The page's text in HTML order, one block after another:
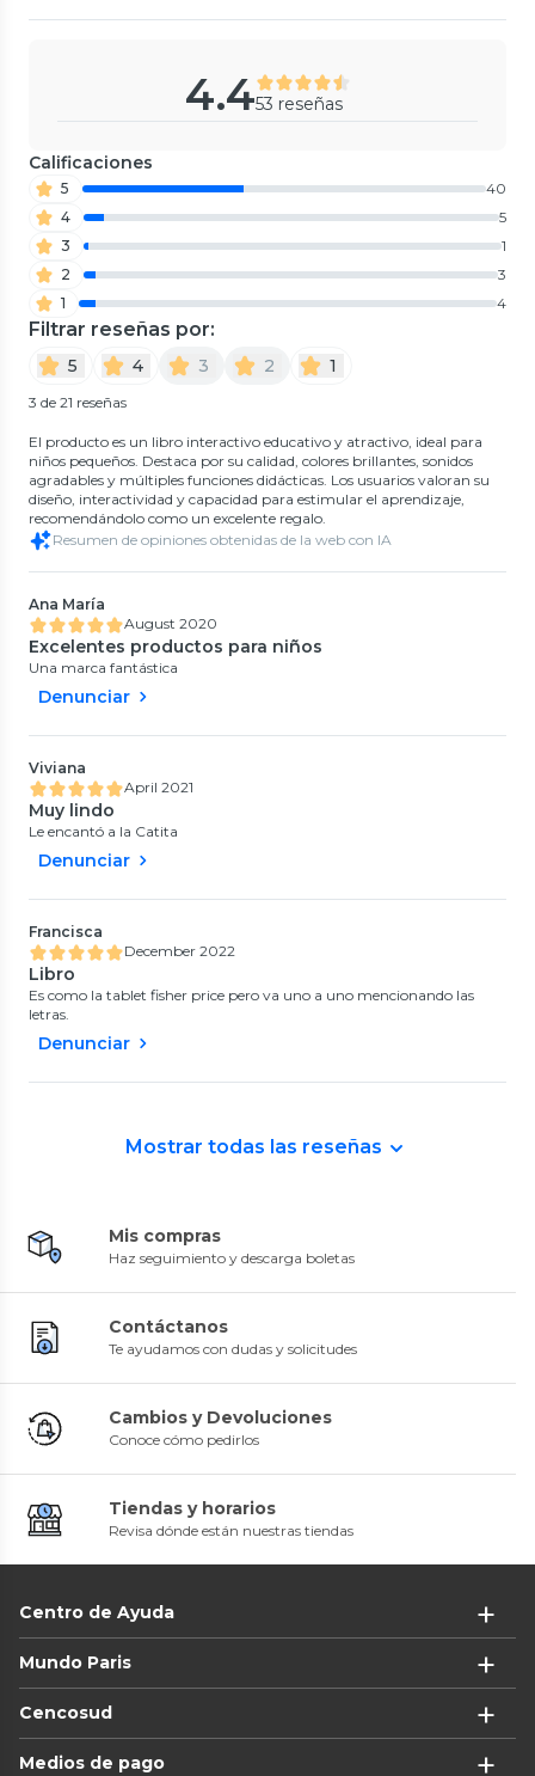
4.453 reseñas
Calificaciones
5
40
4
5
3
1
2
3
1
4
Filtrar reseñas por:
5 4 3 2 1
3 de 21 reseñas
El producto es un libro interactivo educativo y atractivo, ideal para
niños pequeños. Destaca por su calidad, colores brillantes, sonidos
agradables y múltiples funciones didácticas. Los usuarios valoran su
diseño, interactividad y capacidad para estimular el aprendizaje,
recomendándolo como un excelente regalo.
Resumen de opiniones obtenidas de la web con IA
Ana María
August 2020
Excelentes productos para niños
Una marca fantástica
Denunciar
Viviana
April 2021
Muy lindo
Le encantó a la Catita
Denunciar
Francisca
December 2022
Libro
Es como la tablet fisher price pero va uno a uno mencionando las
letras.
Denunciar
Mostrar todas las reseñas
Mis compras
Haz seguimiento y descarga boletas
Contáctanos
Te ayudamos con dudas y solicitudes
Cambios y Devoluciones
Conoce cómo pedirlos
Tiendas y horarios
Revisa dónde están nuestras tiendas
Centro de Ayuda
Mundo Paris
Cencosud
Medios de pago